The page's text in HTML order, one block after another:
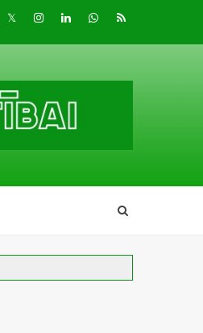
TwitterInstagram
LinkedInwhatsapp
RSS